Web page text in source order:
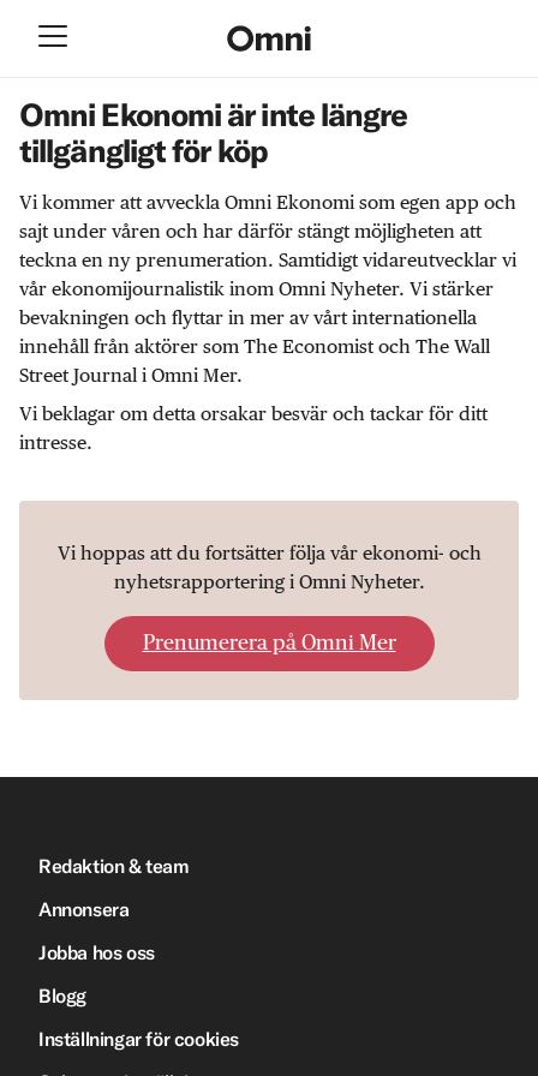
Omni Ekonomi är inte längre
tillgängligt för köp
Vi kommer att avveckla Omni Ekonomi som egen app och
sajt under våren och har därför stängt möjligheten att
teckna en ny prenumeration. Samtidigt vidareutvecklar vi
vår ekonomijournalistik inom Omni Nyheter. Vi stärker
bevakningen och flyttar in mer av vårt internationella
innehåll från aktörer som The Economist och The Wall
Street Journal i Omni Mer.
Vi beklagar om detta orsakar besvär och tackar för ditt
intresse.
Vi hoppas att du fortsätter följa vår ekonomi- och
nyhetsrapportering i Omni Nyheter.
Prenumerera på Omni Mer
Redaktion & team
Annonsera
Jobba hos oss
Blogg
Inställningar för cookies